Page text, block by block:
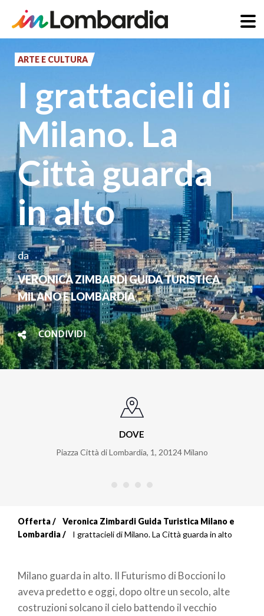
principale
ARTE E CULTURA
I grattacieli di
Milano. La
Città guarda
in alto
da
VERONICA ZIMBARDI GUIDA TURISTICA
MILANO E LOMBARDIA
CONDIVIDI
DOVE
Piazza Città di Lombardia, 1, 20124Milano
Briciole
pane
Offerta
Veronica Zimbardi Guida Turistica Milano e
Lombardia
I grattacieli di Milano. La Città guarda in alto
Milano guarda in alto. Il Futurismo di Boccioni lo
aveva predetto e oggi, dopo oltre un secolo, alte
costruzioni solcano il cielo battendo il vecchio